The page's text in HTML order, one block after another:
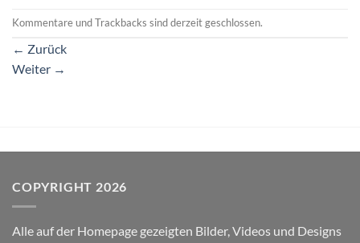
Kommentare und Trackbacks sind derzeit geschlossen.
← Zurück
Weiter →
COPYRIGHT 2026
Alle auf der Homepage gezeigten Bilder, Videos und Designs